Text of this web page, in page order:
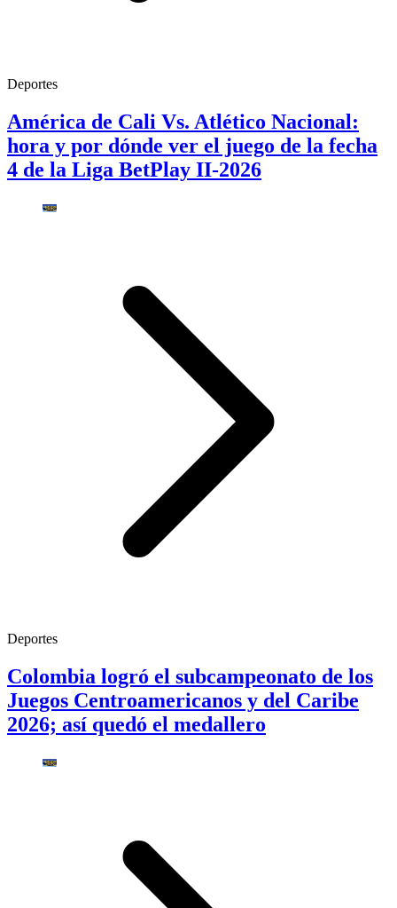
Deportes
América de Cali Vs. Atlético Nacional:
hora y por dónde ver el juego de la fecha
4 de la Liga BetPlay II-2026
Deportes
Colombia logró el subcampeonato de los
Juegos Centroamericanos y del Caribe
2026; así quedó el medallero